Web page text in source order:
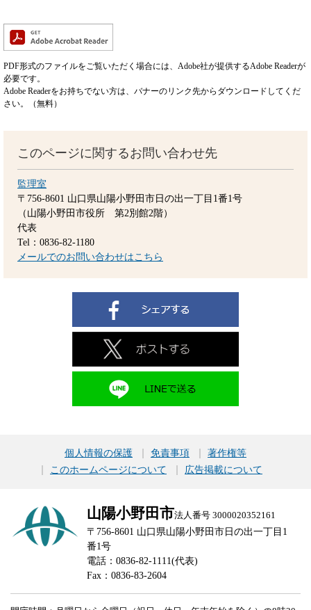
PDF形式のファイルをご覧いただく場合には、Adobe社が提供するAdobe Readerが
必要です。
Adobe Readerをお持ちでない方は、バナーのリンク先からダウンロードしてくだ
さい。（無料）
このページに関するお問い合わせ先
監理室
〒756-8601 山口県山陽小野田市日の出一丁目1番1号
（山陽小野田市役所 第2別館2階）
代表
Tel：0836-82-1180
メールでのお問い合わせはこちら
個人情報の保護 免責事項
著作権等
このホームページについて
広告掲載について
山陽小野田市法人番号 3000020352161
〒756-8601 山口県山陽小野田市日の出一丁目1
番1号
電話：0836-82-1111(代表)
Fax：0836-83-2604